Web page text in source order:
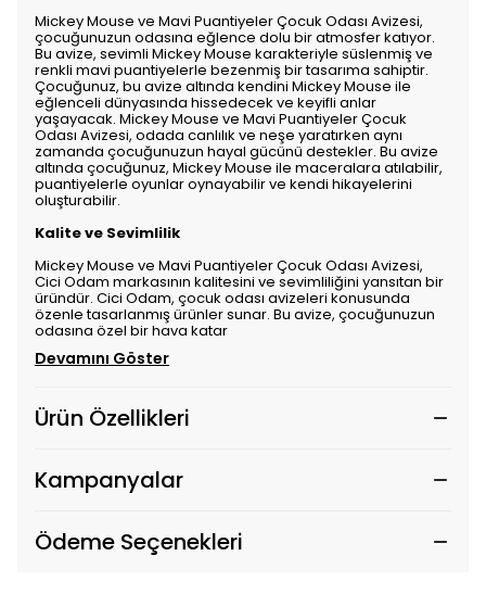
Mickey Mouse ve Mavi Puantiyeler Çocuk Odası Avizesi,
çocuğunuzun odasına eğlence dolu bir atmosfer katıyor.
Bu avize, sevimli Mickey Mouse karakteriyle süslenmiş ve
renkli mavi puantiyelerle bezenmiş bir tasarıma sahiptir.
Çocuğunuz, bu avize altında kendini Mickey Mouse ile
eğlenceli dünyasında hissedecek ve keyifli anlar
yaşayacak. Mickey Mouse ve Mavi Puantiyeler Çocuk
Odası Avizesi, odada canlılık ve neşe yaratırken aynı
zamanda çocuğunuzun hayal gücünü destekler. Bu avize
altında çocuğunuz, Mickey Mouse ile maceralara atılabilir,
puantiyelerle oyunlar oynayabilir ve kendi hikayelerini
oluşturabilir.
Kalite ve Sevimlilik
Mickey Mouse ve Mavi Puantiyeler Çocuk Odası Avizesi,
Cici Odam markasının kalitesini ve sevimliliğini yansıtan bir
üründür. Cici Odam, çocuk odası avizeleri konusunda
özenle tasarlanmış ürünler sunar. Bu avize, çocuğunuzun
odasına özel bir hava katar
Devamını Göster
Ürün Özellikleri
Kampanyalar
Ödeme Seçenekleri